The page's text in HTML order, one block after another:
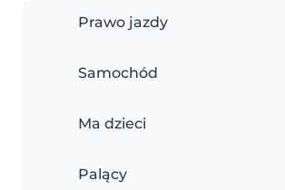
Prawo jazdy
Samochód
Ma dzieci
Palący